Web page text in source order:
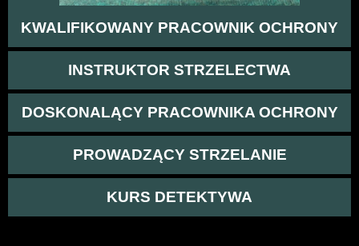
KWALIFIKOWANY PRACOWNIK OCHRONY
INSTRUKTOR STRZELECTWA
DOSKONALĄCY PRACOWNIKA OCHRONY
PROWADZĄCY STRZELANIE
KURS DETEKTYWA